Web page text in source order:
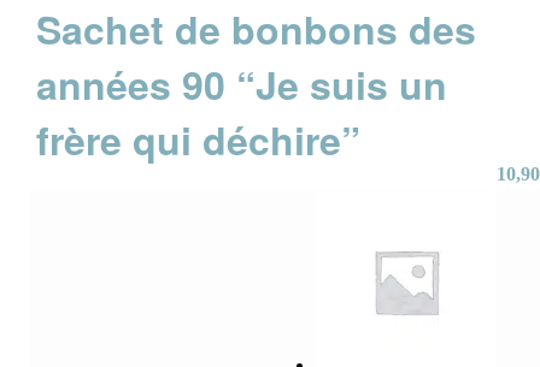
Sachet de bonbons des
années 90 “Je suis un
frère qui déchire”
10,90